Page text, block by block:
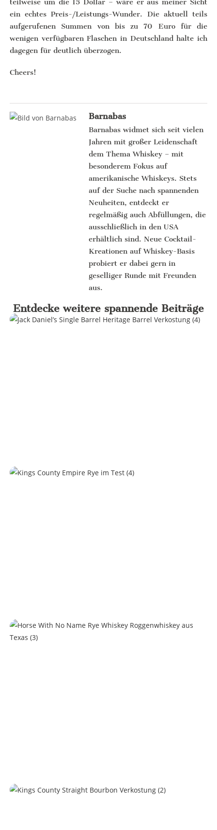
teilweise um die 15 Dollar – wäre er aus meiner Sicht
ein echtes Preis-/Leistungs-Wunder. Die aktuell teils
aufgerufenen Summen von bis zu 70 Euro für die
wenigen verfügbaren Flaschen in Deutschland halte ich
dagegen für deutlich überzogen.
Cheers!
Barnabas
Barnabas widmet sich seit vielen
Jahren mit großer Leidenschaft
dem Thema Whiskey – mit
besonderem Fokus auf
amerikanische Whiskeys. Stets
auf der Suche nach spannenden
Neuheiten, entdeckt er
regelmäßig auch Abfüllungen, die
ausschließlich in den USA
erhältlich sind. Neue Cocktail-
Kreationen auf Whiskey-Basis
probiert er dabei gern in
geselliger Runde mit Freunden
aus.
Entdecke weitere spannende Beiträge